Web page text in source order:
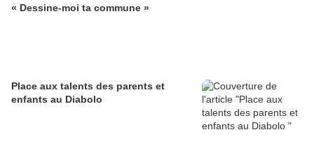
« Dessine-moi ta commune »
Place aux talents des parents et
enfants au Diabolo